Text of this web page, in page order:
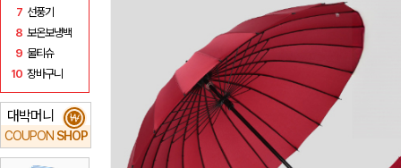
7 선풍기
8 보온보냉백
9 물티슈
10 장바구니
대박머니
COUPON SHOP
₩